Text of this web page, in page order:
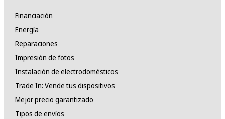
Financiación
Energía
Reparaciones
Impresión de fotos
Instalación de electrodomésticos
Trade In: Vende tus dispositivos
Mejor precio garantizado
Tipos de envíos